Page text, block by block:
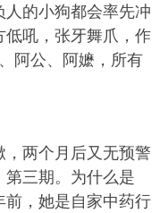
的小狗都会率先冲
吼，张牙舞爪，作
阿公、阿嬷，所有
两个月后又无预警
三期。为什么是
，她是自家中药行